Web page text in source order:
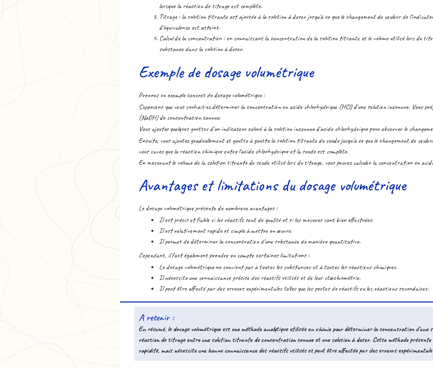
lorsque la réaction de titrage est complète.
Titrage : la solution titrante est ajoutée à la solution à doser jusqu'à ce que le changement de couleur de
d'équivalence est atteint.
Calcul de la concentration : en connaissant la concentration de la solution titrante et le volume utilisé lors du
substance dans la solution à doser.
Exemple de dosage volumétrique
Prenons un exemple concret de dosage volumétrique :
Supposons que vous souhaitiez déterminer la concentration en acide chlorhydrique (HCl) d'une solution inconnue. Vous
(NaOH) de concentration connue.
Vous ajoutez quelques gouttes d'un indicateur coloré à la solution inconnue d'acide chlorhydrique pour observer le
Ensuite, vous ajoutez graduellement et goutte à goutte la solution titrante de soude jusqu'à ce que le changement de
vous savez que la réaction chimique entre l'acide chlorhydrique et la soude est complète.
En mesurant le volume de la solution titrante de soude utilisé lors du titrage, vous pouvez calculer la concentration en
Avantages et limitations du dosage volumétrique
Le dosage volumétrique présente de nombreux avantages :
Il est précis et fiable si les réactifs sont de qualité et si les mesures sont bien effectuées.
Il est relativement rapide et simple à mettre en œuvre.
Il permet de déterminer la concentration d'une substance de manière quantitative.
Cependant, il faut également prendre en compte certaines limitations :
Le dosage volumétrique ne convient pas à toutes les substances et à toutes les réactions chimiques.
Il nécessite une connaissance précise des réactifs utilisés et de leur stœchiométrie.
Il peut être affecté par des erreurs expérimentales telles que les pertes de réactifs ou les réactions secondaires.
A retenir :
En résumé, le dosage volumétrique est une méthode analytique utilisée en chimie pour déterminer la concentration d'une
réaction de titrage entre une solution titrante de concentration connue et une solution à doser. Cette méthode
rapidité, mais nécessite une bonne connaissance des réactifs utilisés et peut être affectée par des erreurs